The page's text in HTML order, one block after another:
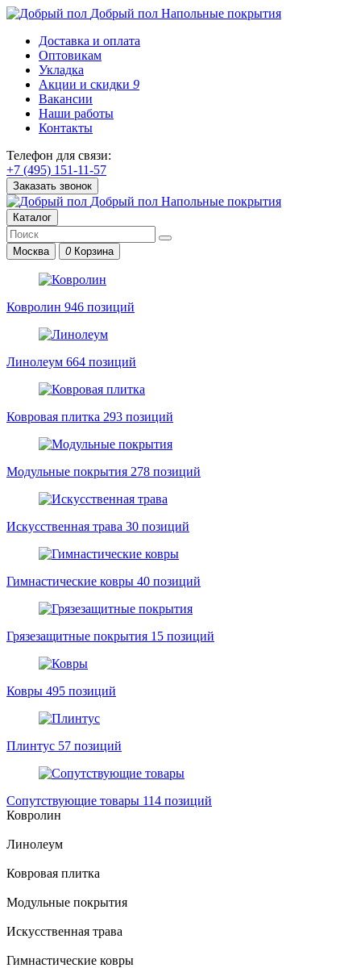
Добрый пол Напольные покрытия
Доставка и оплата
Оптовикам
Укладка
Акции и скидки 9
Вакансии
Наши работы
Контакты
Телефон для связи:
+7 (495) 151-11-57
Заказать звонок
Добрый пол Напольные покрытия
Каталог
Москва 0 Корзина
Ковролин 946 позиций
Линолеум 664 позиций
Ковровая плитка 293 позиций
Модульные покрытия 278 позиций
Искусственная трава 30 позиций
Гимнастические ковры 40 позиций
Грязезащитные покрытия 15 позиций
Ковры 495 позиций
Плинтус 57 позиций
Сопутствующие товары 114 позиций
Ковролин
Линолеум
Ковровая плитка
Модульные покрытия
Искусственная трава
Гимнастические ковры